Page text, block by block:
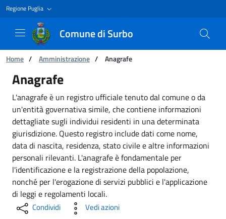
Regione Puglia
Comune di Surbo
Ti trovi in:
Home / Amministrazione / Anagrafe
Anagrafe
Anagrafe
L'anagrafe è un registro ufficiale tenuto dal comune o da
un'entità governativa simile, che contiene informazioni
dettagliate sugli individui residenti in una determinata
giurisdizione. Questo registro include dati come nome,
data di nascita, residenza, stato civile e altre informazioni
personali rilevanti. L'anagrafe è fondamentale per
l'identificazione e la registrazione della popolazione,
nonché per l'erogazione di servizi pubblici e l'applicazione
di leggi e regolamenti locali.
Condividi Vedi azioni